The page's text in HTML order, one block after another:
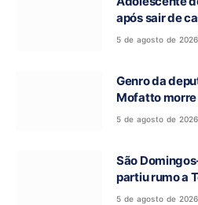
após sair de
Campos Belos-
5 de agosto de 2026
Genro da
Mofatto
na BR-153
5 de agosto de 2026
São
partiu rumo a
Romaria do
5 de agosto de 2026